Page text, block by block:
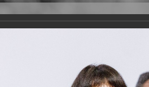
Версия для слабовидящих